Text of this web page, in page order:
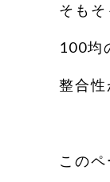
そも
100均
整合性
この